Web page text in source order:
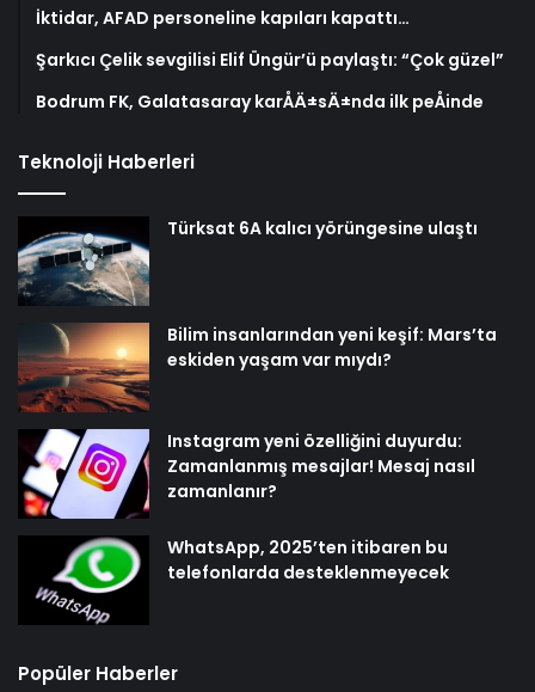
İktidar, AFAD personeline kapıları kapattı…
Şarkıcı Çelik sevgilisi Elif Üngür’ü paylaştı: “Çok güzel”
Bodrum FK, Galatasaray karÅÄ±sÄ±nda ilk peÅinde
Teknoloji Haberleri
Türksat 6A kalıcı yörüngesine ulaştı
Bilim insanlarından yeni keşif: Mars’ta
eskiden yaşam var mıydı?
Instagram yeni özelliğini duyurdu:
Zamanlanmış mesajlar! Mesaj nasıl
zamanlanır?
WhatsApp, 2025’ten itibaren bu
telefonlarda desteklenmeyecek
Popüler Haberler